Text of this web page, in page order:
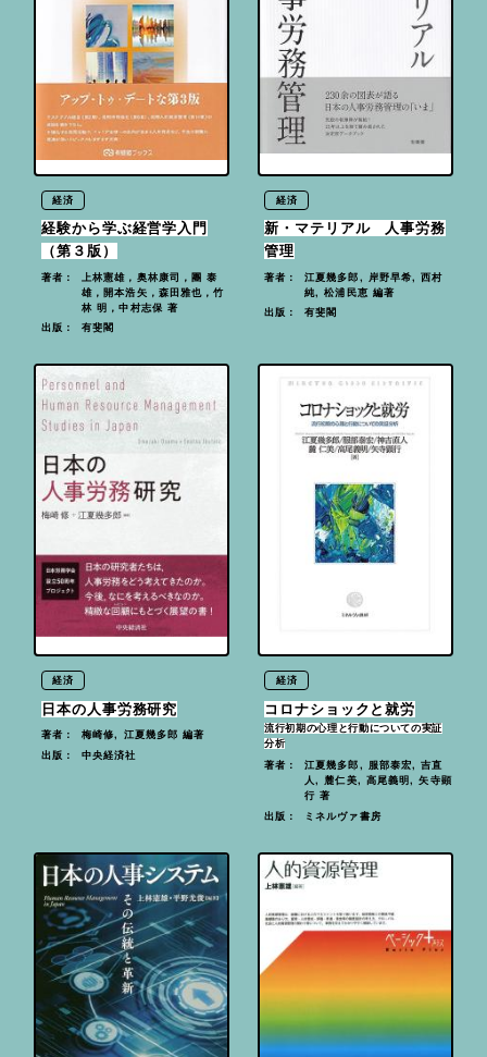
経済
経験から学ぶ経営学入門
（第３版）
著者： 上林憲雄，奥林康司，團 泰
雄，開本浩矢，森田雅也，竹
林 明，中村志保 著
出版： 有斐閣
経済
新・マテリアル 人事労務
管理
著者： 江夏幾多郎, 岸野早希, 西村
純, 松浦民恵 編著
出版： 有斐閣
経済
日本の人事労務研究
著者： 梅崎修, 江夏幾多郎 編著
出版： 中央経済社
経済
コロナショックと就労
流行初期の心理と行動についての実証
分析
著者： 江夏幾多郎, 服部泰宏, 吉直
人, 麓仁美, 高尾義明, 矢寺顕
行 著
出版： ミネルヴァ書房